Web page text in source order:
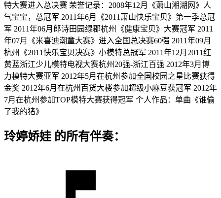
特大赛进入总决赛 荣誉记录：2008年12月《萧山湘湖网》人
气宝宝，总冠军 2011年6月《2011萧山快乐宝贝》第一季总冠
军 2011年06月郎诗田园绿郡杭州《健康宝贝》大赛冠军 2011
年07月《米喜迪潮童大赛》进入全国总决赛60强 2011年09月
杭州《2011快乐宝贝决赛》小模特总冠军 2011年12月2011红
黄蓝浙江少儿模特电视大赛杭州20强-浙江百强 2012年3月博
力模特大赛亚军 2012年5月在杭州参加全国校园之星比赛获得
金奖 2012年6月在杭州百货大楼参加超级小麻豆获冠军 2012年
7月在杭州参加TOP模特大赛获得冠军 个人作品：单曲《谁偷
了我的猪》
玲婷娇娃 的所有伴奏：